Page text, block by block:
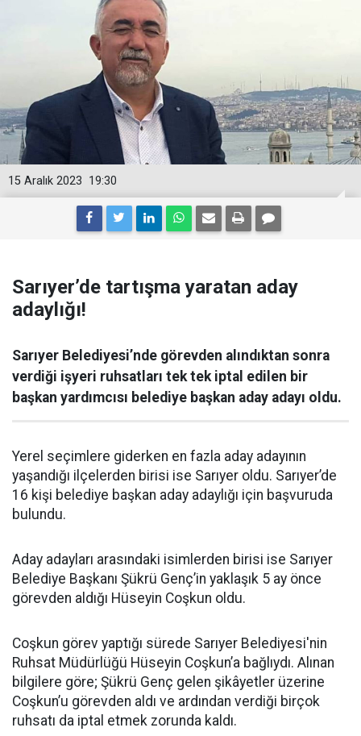
19:30
15 Aralık 2023
Sarıyer’de tartışma yaratan aday
adaylığı!
Sarıyer Belediyesi’nde görevden alındıktan sonra
verdiği işyeri ruhsatları tek tek iptal edilen bir
başkan yardımcısı belediye başkan aday adayı oldu.
Yerel seçimlere giderken en fazla aday adayının
yaşandığı ilçelerden birisi ise Sarıyer oldu. Sarıyer’de
16 kişi belediye başkan aday adaylığı için başvuruda
bulundu.
Aday adayları arasındaki isimlerden birisi ise Sarıyer
Belediye Başkanı Şükrü Genç’in yaklaşık 5 ay önce
görevden aldığı Hüseyin Coşkun oldu.
Coşkun görev yaptığı sürede Sarıyer Belediyesi'nin
Ruhsat Müdürlüğü Hüseyin Coşkun’a bağlıydı. Alınan
bilgilere göre; Şükrü Genç gelen şikâyetler üzerine
Coşkun’u görevden aldı ve ardından verdiği birçok
ruhsatı da iptal etmek zorunda kaldı.